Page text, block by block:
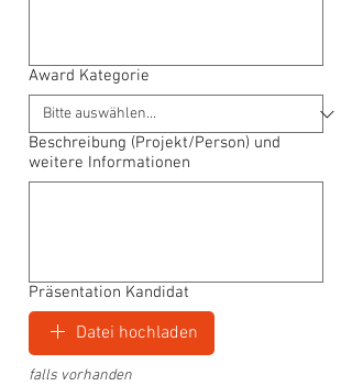
Award Kategorie
Beschreibung (Projekt/Person) und
weitere Informationen
Präsentation Kandidat
Datei hochladen
falls vorhanden